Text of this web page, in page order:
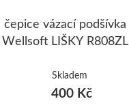
čepice vázací podšívka
Wellsoft LIŠKY R808ZL
Skladem
400 Kč